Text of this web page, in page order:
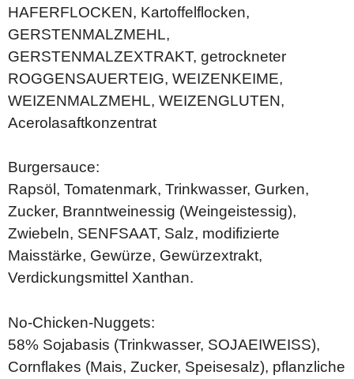
HAFERFLOCKEN, Kartoffelflocken,
GERSTENMALZMEHL,
GERSTENMALZEXTRAKT, getrockneter
ROGGENSAUERTEIG, WEIZENKEIME,
WEIZENMALZMEHL, WEIZENGLUTEN,
Acerolasaftkonzentrat
Burgersauce:
Rapsöl, Tomatenmark, Trinkwasser, Gurken,
Zucker, Branntweinessig (Weingeistessig),
Zwiebeln, SENFSAAT, Salz, modifizierte
Maisstärke, Gewürze, Gewürzextrakt,
Verdickungsmittel Xanthan.
No-Chicken-Nuggets:
58% Sojabasis (Trinkwasser, SOJAEIWEISS),
Cornflakes (Mais, Zucker, Speisesalz), pflanzliche